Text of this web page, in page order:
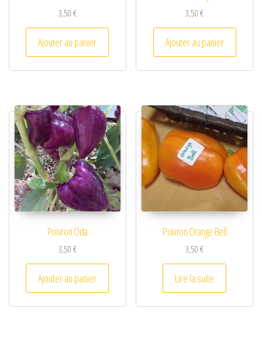
3,50€
Ajouter au panier
3,50€
Ajouter au panier
Poivron Oda
3,50€
Ajouter au panier
Poivron Orange Bell
3,50€
Lire la suite